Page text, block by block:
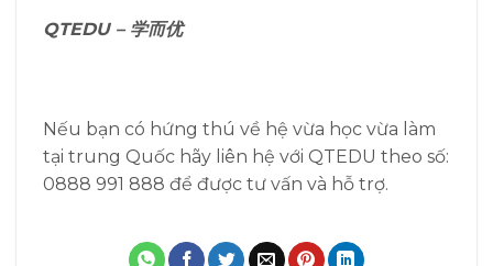
QTEDU – 学而优
Nếu bạn có hứng thú về hệ vừa học vừa làm
tại trung Quốc hãy liên hệ với QTEDU theo số:
0888 991 888 để được tư vấn và hỗ trợ.